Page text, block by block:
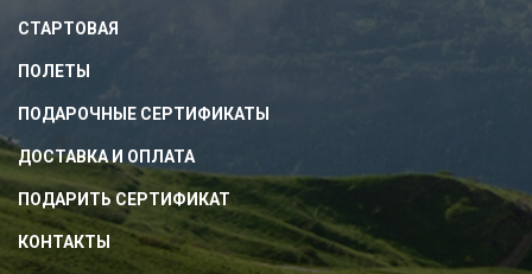
СТАРТОВАЯ
ПОЛЕТЫ
ПОДАРОЧНЫЕ СЕРТИФИКАТЫ
ДОСТАВКА И ОПЛАТА
ПОДАРИТЬ СЕРТИФИКАТ
КОНТАКТЫ